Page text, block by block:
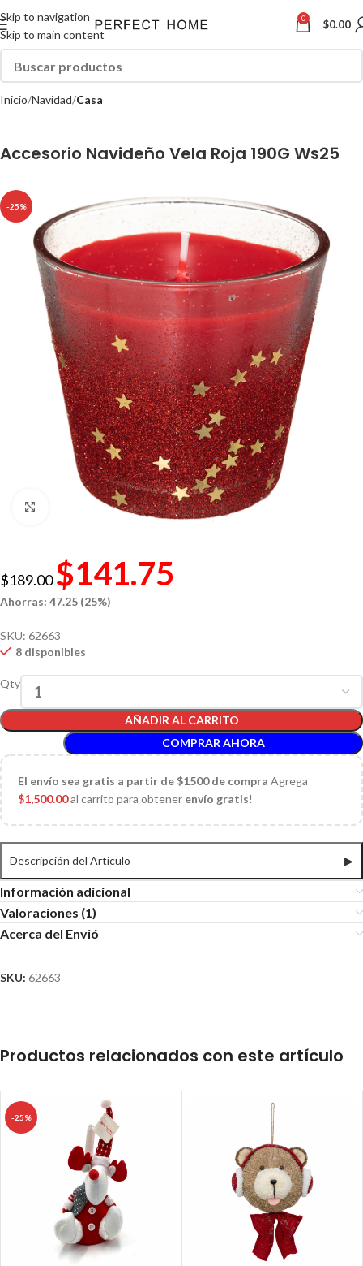
Skip to navigation
Skip to main content
0 $0.00
Inicio Navidad Casa
Accesorio Navideño Vela Roja 190G Ws25
-25%
Click to enlarge
$189.00 $141.75
Ahorras: 47.25 (25%)
SKU: 62663
8 disponibles
Qty
AÑADIR AL CARRITO
COMPRAR AHORA
El envío sea gratis a partir de $1500 de compra Agrega
$1,500.00al carrito para obtener envío gratis!
Descripción del Articulo ▶
Información adicional
Valoraciones (1)
Acerca del Envió
SKU: 62663
Productos relacionados con este artículo
-25%